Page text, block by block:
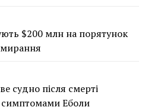
$200 млн на порятунок
судно після смерті
Еболи